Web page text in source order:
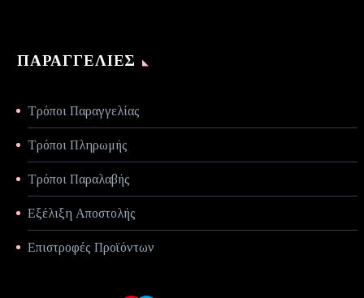
ΠΑΡΑΓΓΕΛΊΕΣ
Τρόποι Παραγγελίας
Τρόποι Πληρωμής
Τρόποι Παραλαβής
Εξέλιξη Αποστολής
Επιστροφές Προϊόντων